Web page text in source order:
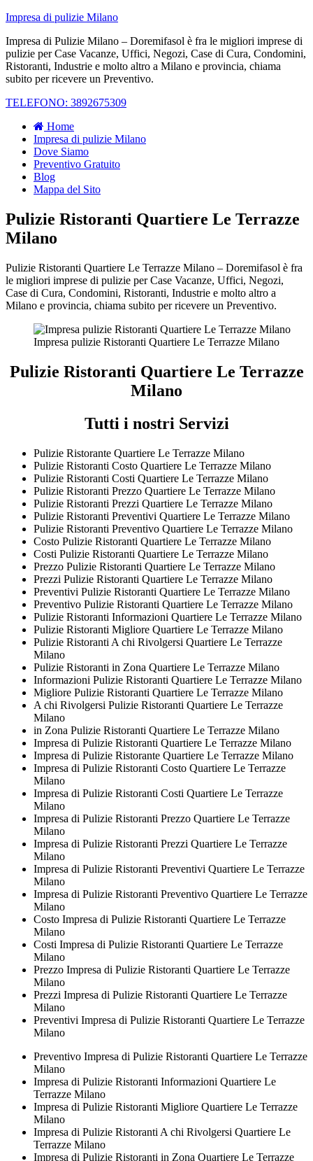
Impresa di pulizie Milano
Impresa di Pulizie Milano – Doremifasol è fra le migliori imprese di
pulizie per Case Vacanze, Uffici, Negozi, Case di Cura, Condomini,
Ristoranti, Industrie e molto altro a Milano e provincia, chiama
subito per ricevere un Preventivo.
TELEFONO: 3892675309
Home
Impresa di pulizie Milano
Dove Siamo
Preventivo Gratuito
Blog
Mappa del Sito
Pulizie Ristoranti Quartiere Le Terrazze
Milano
Pulizie Ristoranti Quartiere Le Terrazze Milano – Doremifasol è fra
le migliori imprese di pulizie per Case Vacanze, Uffici, Negozi,
Case di Cura, Condomini, Ristoranti, Industrie e molto altro a
Milano e provincia, chiama subito per ricevere un Preventivo.
Impresa pulizie Ristoranti Quartiere Le Terrazze Milano
Pulizie Ristoranti Quartiere Le Terrazze
Milano
Tutti i nostri Servizi
Pulizie Ristorante Quartiere Le Terrazze Milano
Pulizie Ristoranti Costo Quartiere Le Terrazze Milano
Pulizie Ristoranti Costi Quartiere Le Terrazze Milano
Pulizie Ristoranti Prezzo Quartiere Le Terrazze Milano
Pulizie Ristoranti Prezzi Quartiere Le Terrazze Milano
Pulizie Ristoranti Preventivi Quartiere Le Terrazze Milano
Pulizie Ristoranti Preventivo Quartiere Le Terrazze Milano
Costo Pulizie Ristoranti Quartiere Le Terrazze Milano
Costi Pulizie Ristoranti Quartiere Le Terrazze Milano
Prezzo Pulizie Ristoranti Quartiere Le Terrazze Milano
Prezzi Pulizie Ristoranti Quartiere Le Terrazze Milano
Preventivi Pulizie Ristoranti Quartiere Le Terrazze Milano
Preventivo Pulizie Ristoranti Quartiere Le Terrazze Milano
Pulizie Ristoranti Informazioni Quartiere Le Terrazze Milano
Pulizie Ristoranti Migliore Quartiere Le Terrazze Milano
Pulizie Ristoranti A chi Rivolgersi Quartiere Le Terrazze
Milano
Pulizie Ristoranti in Zona Quartiere Le Terrazze Milano
Informazioni Pulizie Ristoranti Quartiere Le Terrazze Milano
Migliore Pulizie Ristoranti Quartiere Le Terrazze Milano
A chi Rivolgersi Pulizie Ristoranti Quartiere Le Terrazze
Milano
in Zona Pulizie Ristoranti Quartiere Le Terrazze Milano
Impresa di Pulizie Ristoranti Quartiere Le Terrazze Milano
Impresa di Pulizie Ristorante Quartiere Le Terrazze Milano
Impresa di Pulizie Ristoranti Costo Quartiere Le Terrazze
Milano
Impresa di Pulizie Ristoranti Costi Quartiere Le Terrazze
Milano
Impresa di Pulizie Ristoranti Prezzo Quartiere Le Terrazze
Milano
Impresa di Pulizie Ristoranti Prezzi Quartiere Le Terrazze
Milano
Impresa di Pulizie Ristoranti Preventivi Quartiere Le Terrazze
Milano
Impresa di Pulizie Ristoranti Preventivo Quartiere Le Terrazze
Milano
Costo Impresa di Pulizie Ristoranti Quartiere Le Terrazze
Milano
Costi Impresa di Pulizie Ristoranti Quartiere Le Terrazze
Milano
Prezzo Impresa di Pulizie Ristoranti Quartiere Le Terrazze
Milano
Prezzi Impresa di Pulizie Ristoranti Quartiere Le Terrazze
Milano
Preventivi Impresa di Pulizie Ristoranti Quartiere Le Terrazze
Milano
Preventivo Impresa di Pulizie Ristoranti Quartiere Le Terrazze
Milano
Impresa di Pulizie Ristoranti Informazioni Quartiere Le
Terrazze Milano
Impresa di Pulizie Ristoranti Migliore Quartiere Le Terrazze
Milano
Impresa di Pulizie Ristoranti A chi Rivolgersi Quartiere Le
Terrazze Milano
Impresa di Pulizie Ristoranti in Zona Quartiere Le Terrazze